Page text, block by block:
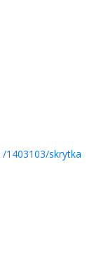
/1403103/skrytka